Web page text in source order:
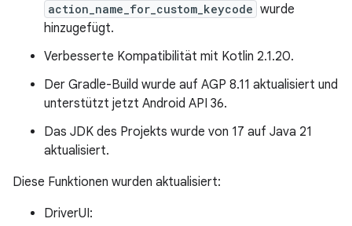
action_name_for_custom_keycode wurde
hinzugefügt.
Verbesserte Kompatibilität mit Kotlin 2.1.20.
Der Gradle-Build wurde auf AGP 8.11 aktualisiert und
unterstützt jetzt Android API 36.
Das JDK des Projekts wurde von 17 auf Java 21
aktualisiert.
Diese Funktionen wurden aktualisiert:
DriverUI: